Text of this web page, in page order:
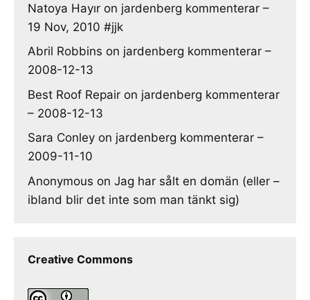
Natoya Hayır on jardenberg kommenterar –
19 Nov, 2010 #jjk
Abril Robbins on jardenberg kommenterar –
2008-12-13
Best Roof Repair on jardenberg kommenterar
– 2008-12-13
Sara Conley on jardenberg kommenterar –
2009-11-10
Anonymous on Jag har sålt en domän (eller –
ibland blir det inte som man tänkt sig)
Creative Commons